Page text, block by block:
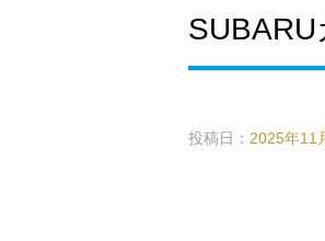
SUBARU
投稿日： 2025年11